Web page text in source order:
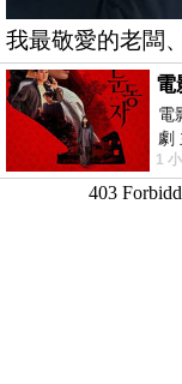
我最敬愛的老闆
電
電
劇
眸
1